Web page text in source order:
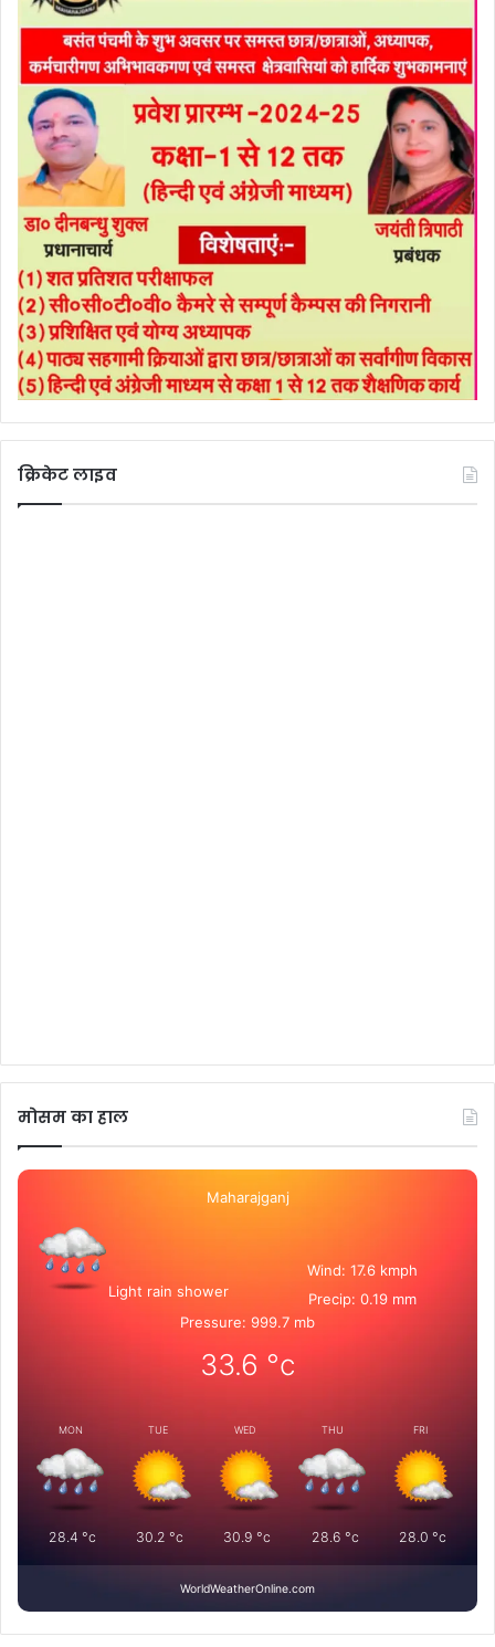
क्रिकेट लाइव
मोसम का हाल
Maharajganj
Light rain shower
Wind: 17.6 kmph
Precip: 0.19 mm
Pressure: 999.7 mb
33.6 °c
MON
28.4 °c
TUE
30.2 °c
WED
30.9 °c
THU
28.6 °c
FRI
28.0 °c
WorldWeatherOnline.com